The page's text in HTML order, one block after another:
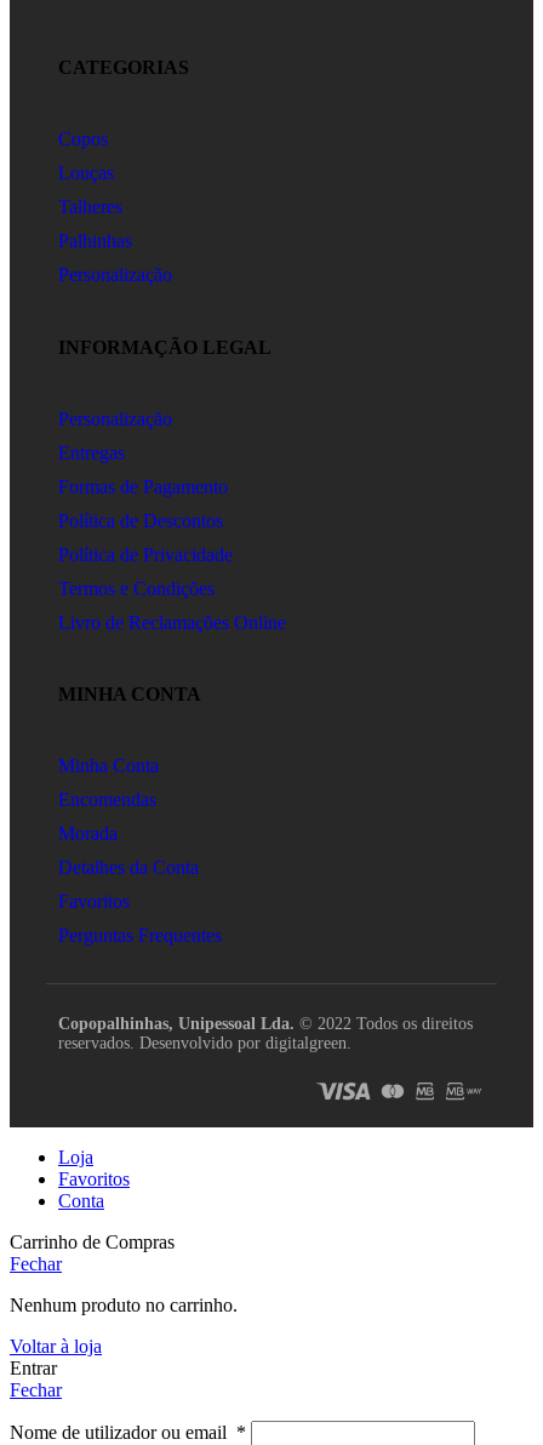
CATEGORIAS
Copos
Louças
Talheres
Palhinhas
Personalização
INFORMAÇÃO LEGAL
Personalização
Entregas
Formas de Pagamento
Política de Descontos
Política de Privacidade
Termos e Condições
Livro de Reclamações Online
MINHA CONTA
Minha Conta
Encomendas
Morada
Detalhes da Conta
Favoritos
Perguntas Frequentes
Copopalhinhas, Unipessoal Lda. © 2022 Todos os direitos
reservados. Desenvolvido por digitalgreen.
Loja
Favoritos
Conta
Carrinho de Compras
Fechar
Nenhum produto no carrinho.
Voltar à loja
Entrar
Fechar
Nome de utilizador ou email *